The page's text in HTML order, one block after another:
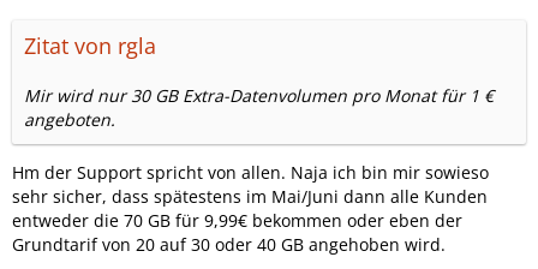
Zitat von rgla
Mir wird nur 30 GB Extra-Datenvolumen pro Monat für 1 €
angeboten.
Hm der Support spricht von allen. Naja ich bin mir sowieso
sehr sicher, dass spätestens im Mai/Juni dann alle Kunden
entweder die 70 GB für 9,99€ bekommen oder eben der
Grundtarif von 20 auf 30 oder 40 GB angehoben wird.